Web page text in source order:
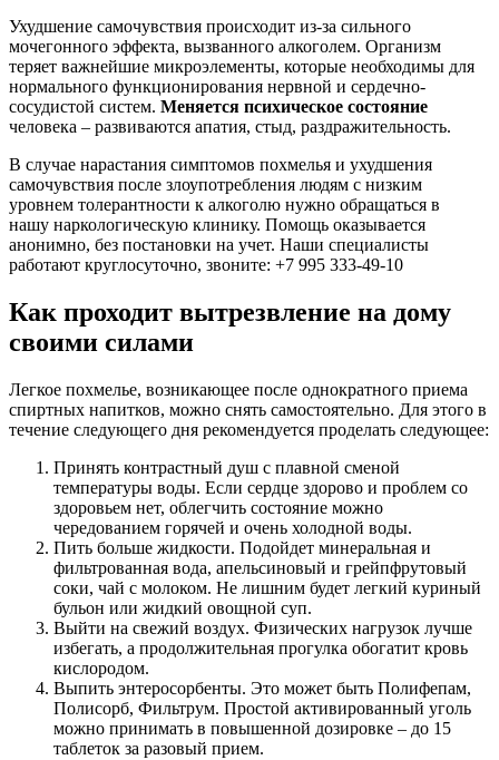
Ухудшение самочувствия происходит из-за сильного
мочегонного эффекта, вызванного алкоголем. Организм
теряет важнейшие микроэлементы, которые необходимы для
нормального функционирования нервной и сердечно-
сосудистой систем. Меняется психическое состояние
человека – развиваются апатия, стыд, раздражительность.
В случае нарастания симптомов похмелья и ухудшения
самочувствия после злоупотребления людям с низким
уровнем толерантности к алкоголю нужно обращаться в
нашу наркологическую клинику. Помощь оказывается
анонимно, без постановки на учет. Наши специалисты
работают круглосуточно, звоните: +7 995 333-49-10
Как проходит вытрезвление на дому
своими силами
Легкое похмелье, возникающее после однократного приема
спиртных напитков, можно снять самостоятельно. Для этого в
течение следующего дня рекомендуется проделать следующее:
Принять контрастный душ с плавной сменой
температуры воды. Если сердце здорово и проблем со
здоровьем нет, облегчить состояние можно
чередованием горячей и очень холодной воды.
Пить больше жидкости. Подойдет минеральная и
фильтрованная вода, апельсиновый и грейпфрутовый
соки, чай с молоком. Не лишним будет легкий куриный
бульон или жидкий овощной суп.
Выйти на свежий воздух. Физических нагрузок лучше
избегать, а продолжительная прогулка обогатит кровь
кислородом.
Выпить энтеросорбенты. Это может быть Полифепам,
Полисорб, Фильтрум. Простой активированный уголь
можно принимать в повышенной дозировке – до 15
таблеток за разовый прием.